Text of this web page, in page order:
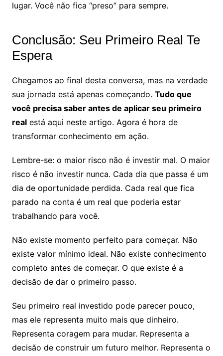
lugar. Você não fica “preso” para sempre.
Conclusão: Seu Primeiro Real Te
Espera
Chegamos ao final desta conversa, mas na verdade
sua jornada está apenas começando. Tudo que
você precisa saber antes de aplicar seu primeiro
realestá aqui neste artigo. Agora é hora de
transformar conhecimento em ação.
Lembre-se: o maior risco não é investir mal. O maior
risco é não investir nunca. Cada dia que passa é um
dia de oportunidade perdida. Cada real que fica
parado na conta é um real que poderia estar
trabalhando para você.
Não existe momento perfeito para começar. Não
existe valor mínimo ideal. Não existe conhecimento
completo antes de começar. O que existe é a
decisão de dar o primeiro passo.
Seu primeiro real investido pode parecer pouco,
mas ele representa muito mais que dinheiro.
Representa coragem para mudar. Representa a
decisão de construir um futuro melhor. Representa o